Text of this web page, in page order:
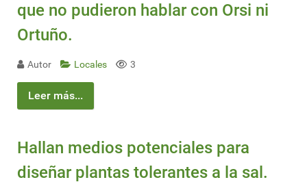
que no pudieron hablar con Orsi ni
Ortuño.
Autor Locales 3
Leer más...
Hallan medios potenciales para
diseñar plantas tolerantes a la sal.